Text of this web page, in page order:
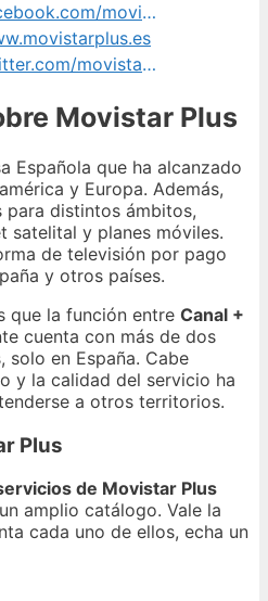
https://facebook.com/movistarplus
https://twitter.com/movistarplus
Movistar Plus
Española que ha alcanzado
y Europa. Además,
distintos ámbitos,
satelital y planes móviles.
de televisión por pago
y otros países.
que la función entre Canal +
cuenta con más de dos
solo en España. Cabe
y la calidad del servicio ha
a otros territorios.
Plus
de Movistar Plus
amplio catálogo. Vale la
cada uno de ellos, echa un